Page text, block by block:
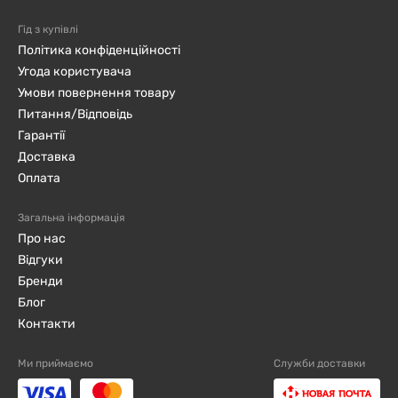
Гід з купівлі
Політика конфіденційності
Угода користувача
Умови повернення товару
Питання/Відповідь
Гарантії
Доставка
Оплата
Загальна інформація
Про нас
Відгуки
Бренди
Блог
Контакти
Ми приймаємо Служби доставки